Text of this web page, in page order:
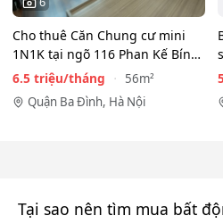
Cho thuê Căn Chung cư mini
1N1K tại ngõ 116 Phan Kế Bính,
Cống Vị, Ba Đình. Chỉ…
6.5 triệu/tháng
56m²
Quận Ba Đình, Hà Nội
Tại sao nên tìm mua bất